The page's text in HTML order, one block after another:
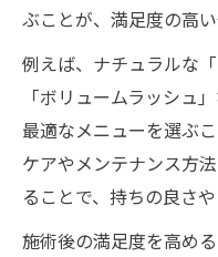
ぶことが、満足度の高
例えば、ナチュラルな
「ボリュームラッシュ
最適なメニューを選ぶ
ケアやメンテナンス方
ることで、持ちの良さ
施術後の満足度を高め